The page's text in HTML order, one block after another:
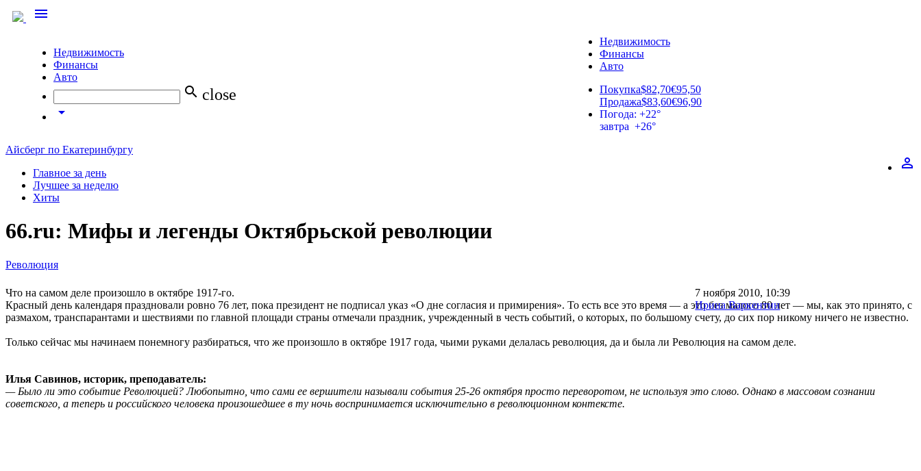
menu
Недвижимость
Финансы
Авто
search close
arrow_drop_down
Недвижимость
Финансы
Авто
Покупка$82,70€95,50
Продажа$83,60€96,90
Погода: +22°
завтра +26°
Айсберг по Екатеринбургу
perm_identity
Главное за день
Лучшее за неделю
Хиты
66.ru: Мифы и легенды Октябрьской революции
Революция
7 ноября 2010, 10:39
Ирина Варкентин
Что на самом деле произошло в октябре 1917-го.
Красный день календаря праздновали ровно 76 лет, пока президент не подписал указ «О дне согласия и примирения». То есть все это время — а это без малого 80 лет — мы, как это принято, с
размахом, транспарантами и шествиями по главной площади страны отмечали праздник, учрежденный в честь событий, о которых, по большому счету, до сих пор никому ничего не известно.
Только сейчас мы начинаем понемногу разбираться, что же произошло в октябре 1917 года, чьими руками делалась революция, да и была ли Революция на самом деле.
Илья Савинов, историк, преподаватель:
— Было ли это событие Революцией? Любопытно, что сами ее вершители называли события 25-26 октября просто переворотом, не используя это слово. Однако в массовом сознании
советского, а теперь и российского человека произошедшее в ту ночь воспринимается исключительно в революционном контексте.